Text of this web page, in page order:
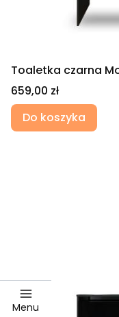
Toaletka czarna
Cena
659,00 zł
Do koszyka
Menu